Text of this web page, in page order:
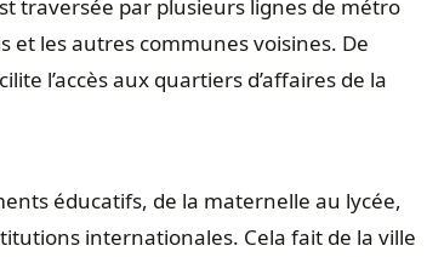
traversée par plusieurs lignes de métro
les autres communes voisines. De
l’accès aux quartiers d’affaires de la
éducatifs, de la maternelle au lycée,
internationales. Cela fait de la ville